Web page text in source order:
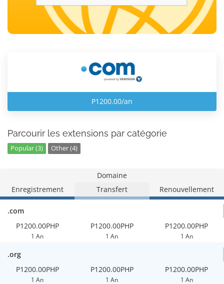
P1200.00/an
Parcourir les extensions par catégorie
Popular (3) Other (4)
Domaine
Enregistrement
Transfert Renouvellement
.com
P1200.00PHP
1 An
P1200.00PHP
1 An
P1200.00PHP
1 An
.org
P1200.00PHP
1 An
P1200.00PHP
1 An
P1200.00PHP
1 An